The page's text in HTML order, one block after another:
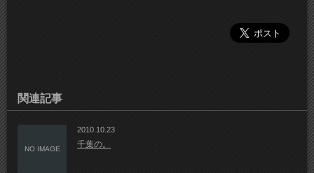
関連記事
NO IMAGE
2010.10.23
千葉の。